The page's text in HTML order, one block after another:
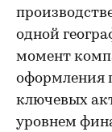
одной
момент
оформления
ключевых
уровнем